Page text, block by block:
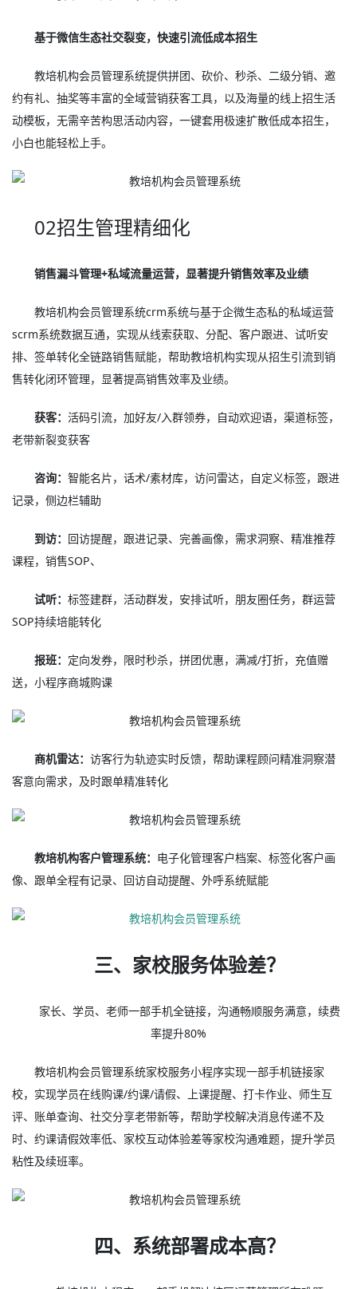
基于微信生态社交裂变，快速引流低成本招生
教培机构会员管理系统提供拼团、砍价、秒杀、二级分销、邀
约有礼、抽奖等丰富的全域营销获客工具，以及海量的线上招生活
动模板，无需辛苦构思活动内容，一键套用极速扩散低成本招生，
小白也能轻松上手。
02招生管理精细化
销售漏斗管理+私域流量运营，显著提升销售效率及业绩
教培机构会员管理系统crm系统与基于企微生态私的私域运营
scrm系统数据互通，实现从线索获取、分配、客户跟进、试听安
排、签单转化全链路销售赋能，帮助教培机构实现从招生引流到销
售转化闭环管理，显著提高销售效率及业绩。
获客：活码引流，加好友/入群领券，自动欢迎语，渠道标签，
老带新裂变获客
咨询：智能名片，话术/素材库，访问雷达，自定义标签，跟进
记录，侧边栏辅助
到访： 回访提醒，跟进记录、完善画像，需求洞察、精准推荐
课程，销售SOP、
试听：标签建群，活动群发，安排试听，朋友圈任务，群运营
SOP持续培能转化
报班： 定向发券，限时秒杀，拼团优惠，满减/打折，充值赠
送，小程序商城购课
商机雷达：访客行为轨迹实时反馈，帮助课程顾问精准洞察潜
客意向需求，及时跟单精准转化
教培机构客户管理系统： 电子化管理客户档案、标签化客户画
像、跟单全程有记录、回访自动提醒、外呼系统赋能
三、家校服务体验差？
家长、学员、老师一部手机全链接，沟通畅顺服务满意，续费
率提升80%
教培机构会员管理系统家校服务小程序实现一部手机链接家
校，实现学员在线购课/约课/请假、上课提醒、打卡作业、师生互
评、账单查询、社交分享老带新等，帮助学校解决消息传递不及
时、约课请假效率低、家校互动体验差等家校沟通难题，提升学员
粘性及续班率。
四、系统部署成本高？